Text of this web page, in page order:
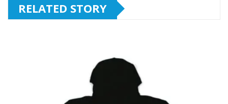
RELATED STORY